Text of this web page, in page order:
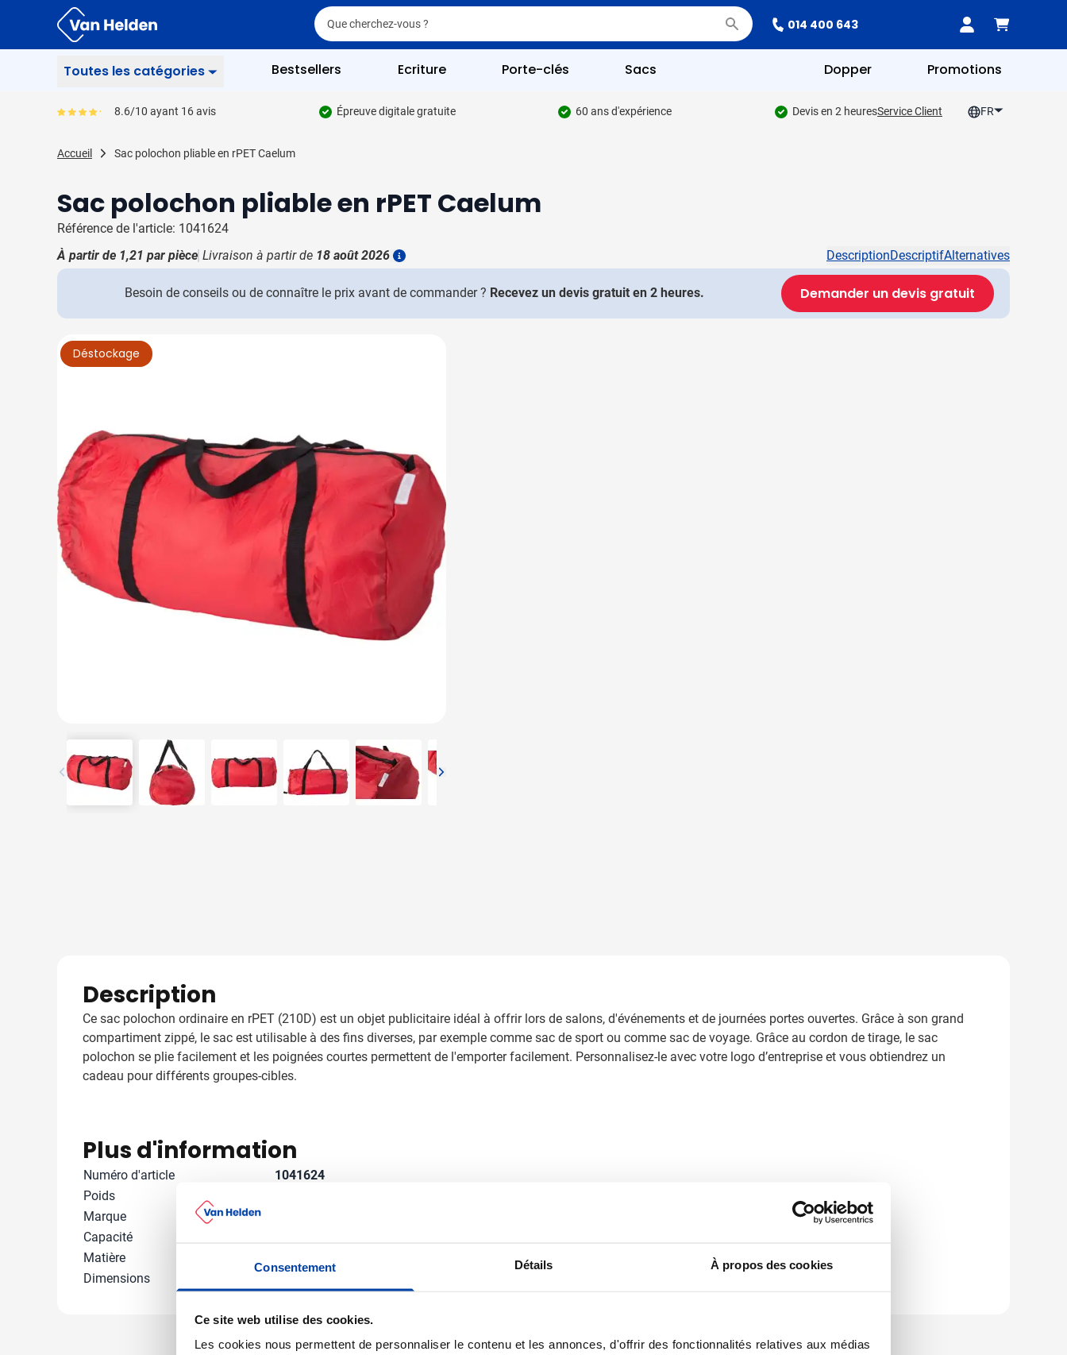
Consentement Détails À propos des cookies
Ce site web utilise des cookies.
Les cookies nous permettent de personnaliser le contenu et les annonces, d'offrir des fonctionnalités relatives aux médias
Aller au contenu Chercher
Chercher
014 400 643
Toutes les catégories
Écriture
Afficher le sous-menu pour la catégorie Fournitures de bureau
Afficher le sous-menu pour la catégorie Boissons
Goodies
Afficher le sous-menu pour la catégorie Goodies
Multimédia
Afficher le sous-menu pour la catégorie Multimédia
Sacs
Outils & Sécurité
Afficher le sous-menu pour la catégorie Outils & Sécurité
Maison et bien-être
Afficher le sous-menu pour la catégorie Jouets
Vêtements
Afficher le sous-menu pour la catégorie Vêtements
Durable
Afficher le sous-menu pour la catégorie Durable
Inspiration
Afficher le sous-menu pour la catégorie Inspiration
Actions et autre
Afficher le sous-menu pour la catégorie Actions et autre
Bestsellers Ecriture Porte-clés Sacs Dopper Promotions
Le pourcentage moyen d'avis est de 86
8.6/10 ayant 16 avis Épreuve digitale gratuite 60 ans d'expérience Devis en 2 heuresService Client FR
Accueil Sac polochon pliable en rPET Caelum
Sac polochon pliable en rPET Caelum
Référence de l'article: 1041624
À partir de 1,21 par pièce Livraison à partir de 18 août 2026
Plus d'information
DescriptionDescriptifAlternatives
Besoin de conseils ou de connaître le prix avant de commander ? Recevez un devis gratuit en 2 heures. Demander un devis gratuit
Déstockage
Image principale
Cliquez pour voir l'image en plein écran
View larger imageView larger imageView larger imageView larger imageView larger image
Description
Ce sac polochon ordinaire en rPET (210D) est un objet publicitaire idéal à offrir lors de salons, d'événements et de journées portes ouvertes. Grâce à son grand
compartiment zippé, le sac est utilisable à des fins diverses, par exemple comme sac de sport ou comme sac de voyage. Grâce au cordon de tirage, le sac
polochon se plie facilement et les poignées courtes permettent de l'emporter facilement. Personnalisez-le avec votre logo d’entreprise et vous obtiendrez un
cadeau pour différents groupes-cibles.
Plus d'information
Numéro d'article
1041624
Poids
Marque
Capacité
Matière
Dimensions